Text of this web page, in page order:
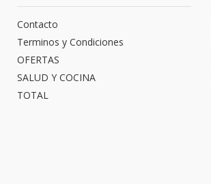
Contacto
Terminos y Condiciones
OFERTAS
SALUD Y COCINA
TOTAL